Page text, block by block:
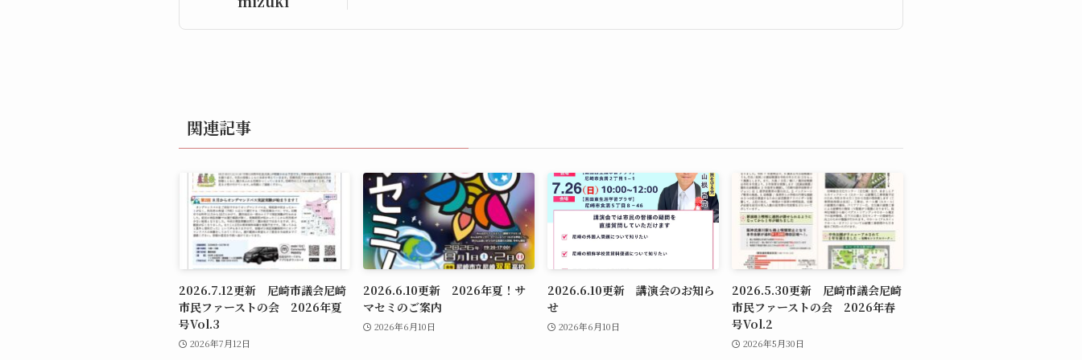
関連記事
2026.7.12更新 尼崎市議会尼崎
市民ファーストの会 2026年夏
号Vol.3
2026年7月12日
2026.6.10更新 2026年夏！サ
マセミのご案内
2026年6月10日
2026.6.10更新 講演会のお知ら
せ
2026年6月10日
2026.5.30更新 尼崎市議会尼崎
市民ファーストの会 2026年春
号Vol.2
2026年5月30日